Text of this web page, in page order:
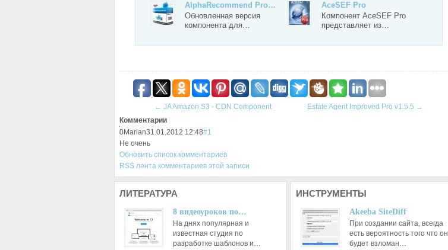
AlphaRecommend Pro…
Обновленная версия
компонента для…
AceSEF Pro
Компонент AceSEF Pro
представляет из…
← JA Amazon S3 - CDN Component Estate Agent Improved Pro v1.5.5 →
Комментарии
0Marian31.01.2012 12:48#1
Не очень
Обновить список комментариев
RSS лента комментариев этой записи
ЛИТЕРАТУРА
8 видеоуроков по…
На днях популярная и
известная студия по
разработке шаблонов и…
ИНСТРУМЕНТЫ
Akeeba SiteDiff
При создании сайта, всегда
есть вероятность того что он
будет взломан…